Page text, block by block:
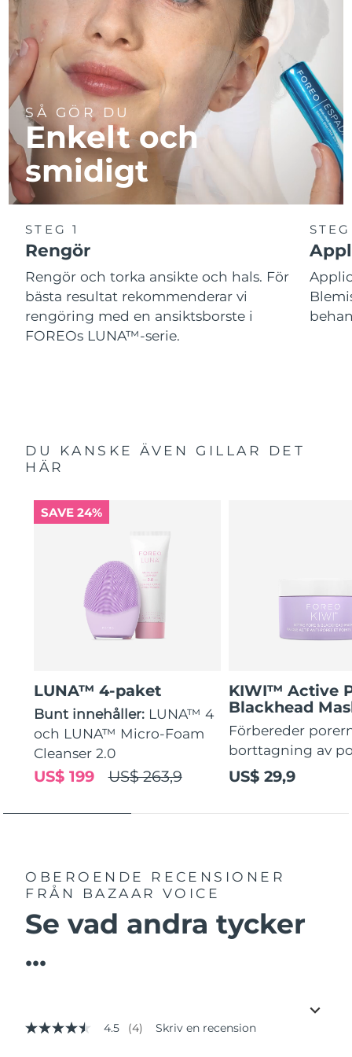
SÅ GÖR DU
Enkelt och
smidigt
STEG 1
Rengör
Rengör och torka ansikte och hals. För
bästa resultat rekommenderar vi
rengöring med en ansiktsborste i
FOREOs LUNA™-serie.
DU KANSKE ÄVEN GILLAR DET
HÄR
SAVE 24%
LUNA™ 4-paket
Bunt innehåller: LUNA™ 4
och LUNA™ Micro-Foam
Cleanser 2.0
US$ 263,9
US$ 199
KIWI™ Active
Blackhead
Förbereder
borttagning av
US$ 29,9
OBEROENDE RECENSIONER
FRÅN BAZAAR VOICE
Se vad andra tycker
...
4.5
4.5 (4) Skriv en recension